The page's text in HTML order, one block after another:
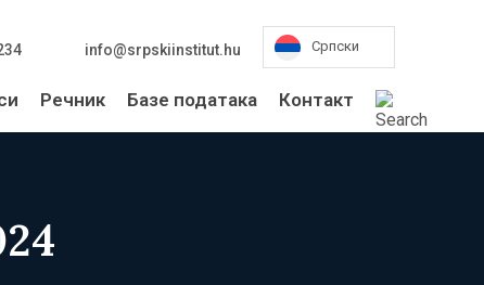
info@srpskiinstitut.hu Српски
Речник Базе података Контакт